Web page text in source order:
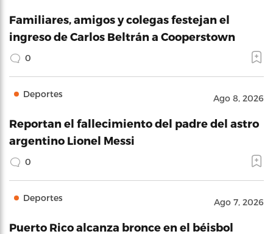
Familiares, amigos y colegas festejan el
ingreso de Carlos Beltrán a Cooperstown
0
Deportes Ago 8, 2026
Reportan el fallecimiento del padre del astro
argentino Lionel Messi
0
Deportes Ago 7, 2026
Puerto Rico alcanza bronce en el béisbol